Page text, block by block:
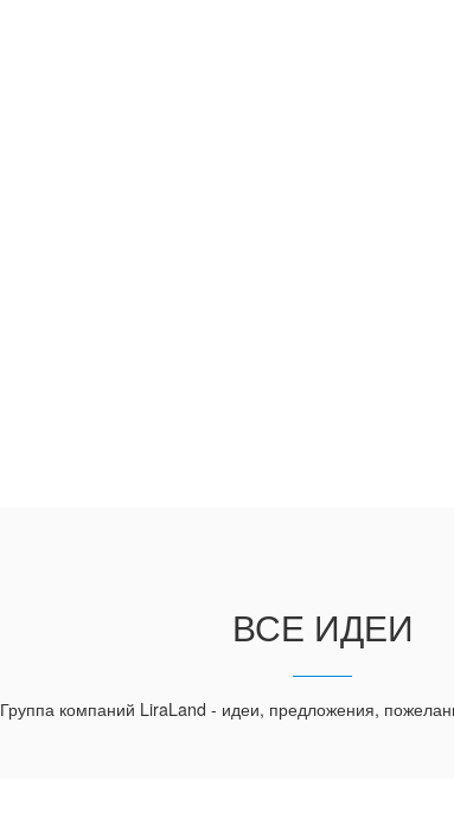
ВСЕ ИДЕИ
Группа компаний LiraLand - идеи, предложения,